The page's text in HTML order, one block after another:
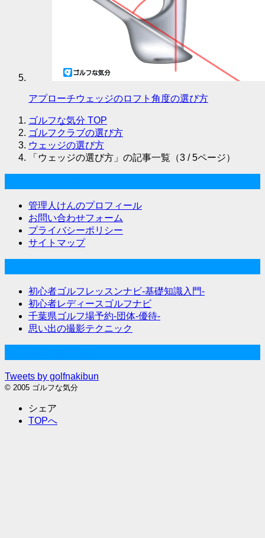
アプローチウェッジのロフト角度の選び方
ゴルフな気分 TOP
ゴルフクラブの選び方
ウェッジの選び方
「ウェッジの選び方」の記事一覧（3 / 5ページ）
管理人けんのプロフィール
お問い合わせフォーム
プライバシーポリシー
サイトマップ
初心者ゴルフレッスンナビ-基礎知識入門-
初心者レディースゴルフナビ
千葉県ゴルフ場予約-団体-優待-
思い出の撮影テクニック
Tweets by golfnakibun
© 2005 ゴルフな気分
シェア
TOPへ